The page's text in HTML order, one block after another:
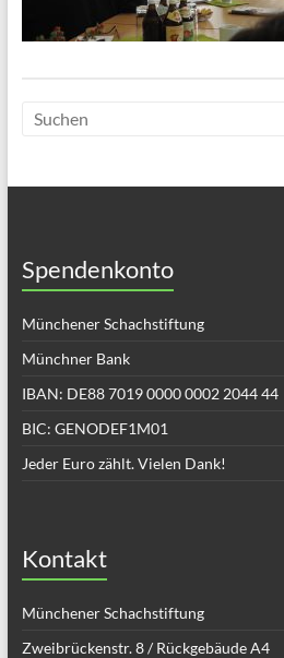
Spendenkonto
Münchener Schachstiftung
Münchner Bank
IBAN: DE88 7019 0000 0002 2044 44
BIC: GENODEF1M01
Jeder Euro zählt. Vielen Dank!
Kontakt
Münchener Schachstiftung
Zweibrückenstr. 8 / Rückgebäude A4